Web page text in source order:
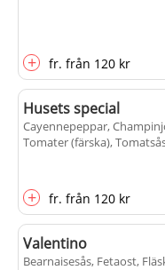
+ fr. från 120 kr
Husets special
Cayennepeppar,
Tomater (färska),
+ fr. från 120 kr
Valentino
Bearnaisesås, Fetaost,